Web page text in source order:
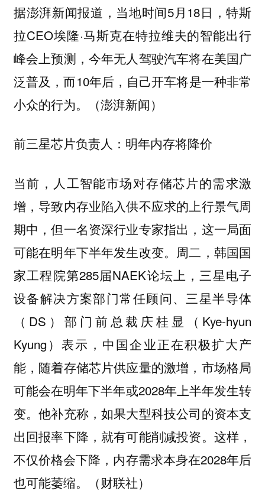
据澎湃新闻报道，当地时间5月18日，特斯
拉CEO埃隆·马斯克在特拉维夫的智能出行
峰会上预测，今年无人驾驶汽车将在美国广
泛普及，而10年后，自己开车将是一种非常
小众的行为。（澎湃新闻）
前三星芯片负责人：明年内存将降价
当前，人工智能市场对存储芯片的需求激
增，导致内存业陷入供不应求的上行景气周
期中，但一名资深行业专家指出，这一局面
可能在明年下半年发生改变。周二，韩国国
家工程院第285届NAEK论坛上，三星电子
设备解决方案部门常任顾问、三星半导体
（DS）部门前总裁庆桂显（Kye-hyun
Kyung）表示，中国企业正在积极扩大产
能，随着存储芯片供应量的激增，市场格局
可能会在明年下半年或2028年上半年发生转
变。他补充称，如果大型科技公司的资本支
出回报率下降，就有可能削减投资。这样，
不仅价格会下降，内存需求本身在2028年后
也可能萎缩。（财联社）